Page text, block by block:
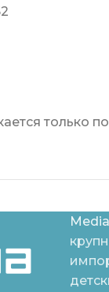
только